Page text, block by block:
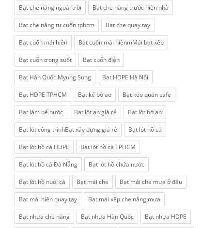
Bạt che nắng ngoài trời Bạt che nắng trước hiên nhà
Bạt che nắng tự cuốn tphcm Bạt che quay tay
Bạt cuốn mái hiên Bạt cuốn mái hiênmMái bạt xếp
Bạt cuốn trong suốt Bạt cuốn điện
Bạt Hàn Quốc Myung Sung Bạt HDPE Hà Nội
Bạt HDPE TPHCM Bạt kế bờ ao Bạt kéo quán cafe
Bạt làm bể nước Bạt lót ao giá rẻ Bạt lót bờ ao
Bạt lót công trìnhBạt xây dựng giá rẻ Bạt lót hồ cá
Bạt lót hồ cá HDPE Bạt lót hồ cá TPHCM
Bạt lót hồ cá Đà Nẵng Bạt lót hồ chứa nước
Bạt lót hồ nuôi cá Bạt mái che Bạt mái che mưa ở đâu
Bạt mái hiên quay tay Bạt mái xếp che nắng mưa
Bạt nhựa che nắng Bạt nhựa Hàn Quốc Bạt nhựa HDPE